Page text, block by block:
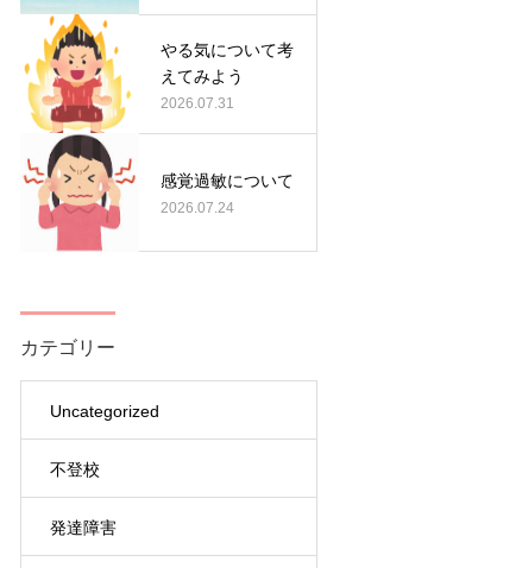
やる気について考
えてみよう
2026.07.31
感覚過敏について
2026.07.24
カテゴリー
Uncategorized
不登校
発達障害